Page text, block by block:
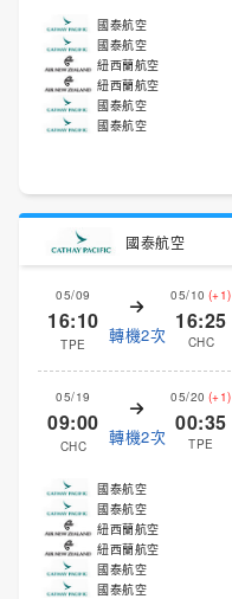
國泰航空
國泰航空
紐西蘭航空
紐西蘭航空
國泰航空
國泰航空
國泰航空
05/09
16:10
TPE 轉機2次
05/10 (+1)
16:25
CHC
05/19
09:00
CHC 轉機2次
05/20 (+1)
00:35
TPE
國泰航空
國泰航空
紐西蘭航空
紐西蘭航空
國泰航空
國泰航空